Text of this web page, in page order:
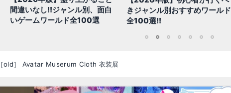
間違いなし!!ジャンル別、面白
いゲームワールド全100選
きジャンル別おすすめワールド
全100選!!
［old］ Avatar Muserum Cloth 衣装展